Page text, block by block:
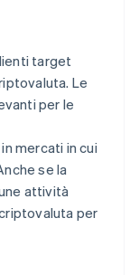
target
Le
per le
mercati in cui
se la
attività
per